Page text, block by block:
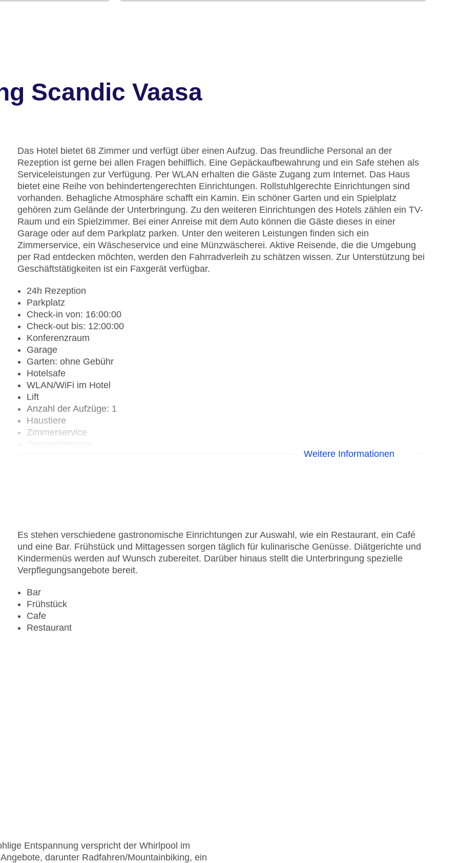
Scandic Vaasa
Das Hotel bietet 68 Zimmer und verfügt über einen Aufzug. Das freundliche Personal an der
Rezeption ist gerne bei allen Fragen behilflich. Eine Gepäckaufbewahrung und ein Safe stehen als
Serviceleistungen zur Verfügung. Per WLAN erhalten die Gäste Zugang zum Internet. Das Haus
bietet eine Reihe von behindertengerechten Einrichtungen. Rollstuhlgerechte Einrichtungen sind
vorhanden. Behagliche Atmosphäre schafft ein Kamin. Ein schöner Garten und ein Spielplatz
gehören zum Gelände der Unterbringung. Zu den weiteren Einrichtungen des Hotels zählen ein TV-
Raum und ein Spielzimmer. Bei einer Anreise mit dem Auto können die Gäste dieses in einer
Garage oder auf dem Parkplatz parken. Unter den weiteren Leistungen finden sich ein
Zimmerservice, ein Wäscheservice und eine Münzwäscherei. Aktive Reisende, die die Umgebung
per Rad entdecken möchten, werden den Fahrradverleih zu schätzen wissen. Zur Unterstützung bei
Geschäftstätigkeiten ist ein Faxgerät verfügbar.
24h Rezeption
Parkplatz
Check-in von: 16:00:00
Check-out bis: 12:00:00
Konferenzraum
Garage
Garten: ohne Gebühr
Hotelsafe
WLAN/WiFi im Hotel
Lift
Anzahl der Aufzüge: 1
Haustiere
Zimmerservice
Weitere Informationen
Es stehen verschiedene gastronomische Einrichtungen zur Auswahl, wie ein Restaurant, ein Café
und eine Bar. Frühstück und Mittagessen sorgen täglich für kulinarische Genüsse. Diätgerichte und
Kindermenüs werden auf Wunsch zubereitet. Darüber hinaus stellt die Unterbringung spezielle
Verpflegungsangebote bereit.
Bar
Frühstück
Cafe
Restaurant
Entspannung verspricht der Whirlpool im
darunter Radfahren/Mountainbiking, ein